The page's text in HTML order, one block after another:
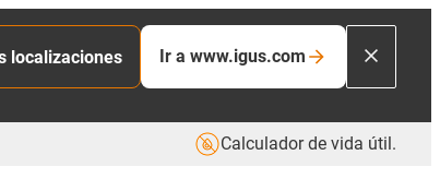
localizaciones Ir a www.igus.com
Calculador de vida útil.